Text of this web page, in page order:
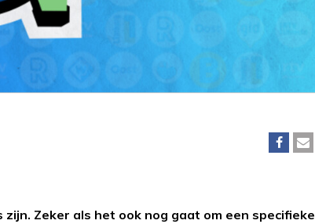
Zeker als het ook nog gaat om een specifieke